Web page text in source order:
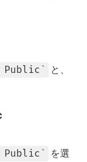
Public と、
Public
を選